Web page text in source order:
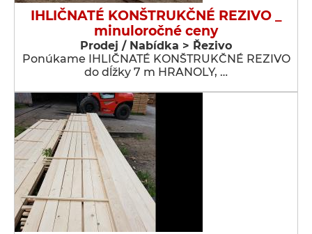
IHLIČNATÉ KONŠTRUKČNÉ REZIVO _
minuloročné ceny
Prodej / Nabídka > Řezivo
Ponúkame IHLIČNATÉ KONŠTRUKČNÉ REZIVO
do dĺžky 7 m HRANOLY, …